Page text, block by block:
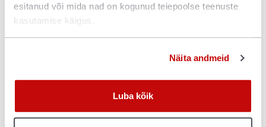
esitanud või mida nad on kogunud teiepoolse teenuste
kasutamise käigus.
Näita andmeid
Luba kõik
Application error: a client-side exception has occurred (see the browser